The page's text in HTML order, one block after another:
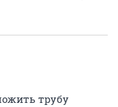
трубу